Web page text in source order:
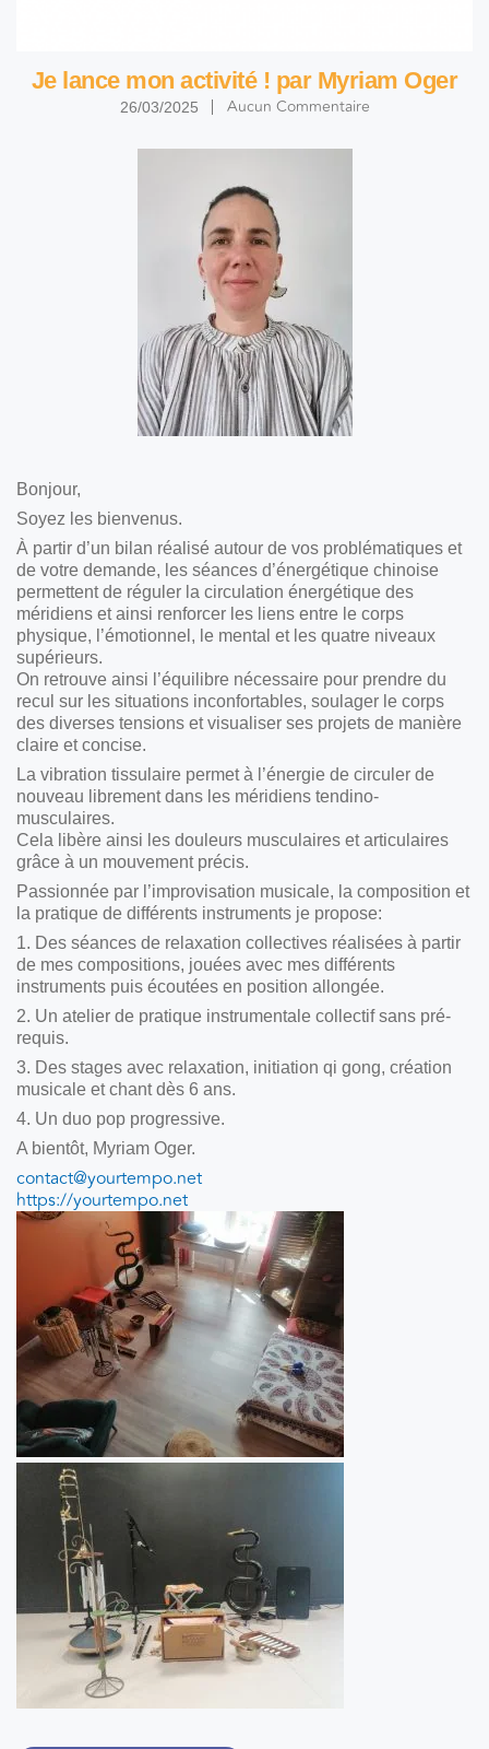
Je lance mon activité ! par Myriam Oger
26/03/2025 Aucun Commentaire
Bonjour,
Soyez les bienvenus.
À partir d’un bilan réalisé autour de vos problématiques et
de votre demande, les séances d’énergétique chinoise
permettent de réguler la circulation énergétique des
méridiens et ainsi renforcer les liens entre le corps
physique, l’émotionnel, le mental et les quatre niveaux
supérieurs.
On retrouve ainsi l’équilibre nécessaire pour prendre du
recul sur les situations inconfortables, soulager le corps
des diverses tensions et visualiser ses projets de manière
claire et concise.
La vibration tissulaire permet à l’énergie de circuler de
nouveau librement dans les méridiens tendino-
musculaires.
Cela libère ainsi les douleurs musculaires et articulaires
grâce à un mouvement précis.
Passionnée par l’improvisation musicale, la composition et
la pratique de différents instruments je propose:
1. Des séances de relaxation collectives réalisées à partir
de mes compositions, jouées avec mes différents
instruments puis écoutées en position allongée.
2. Un atelier de pratique instrumentale collectif sans pré-
requis.
3. Des stages avec relaxation, initiation qi gong, création
musicale et chant dès 6 ans.
4. Un duo pop progressive.
A bientôt, Myriam Oger.
contact@yourtempo.net
https://yourtempo.net